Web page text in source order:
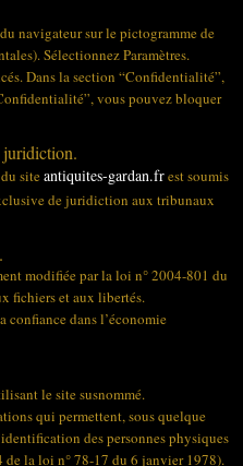
navigateur sur le pictogramme de
Sélectionnez Paramètres.
Dans la section “Confidentialité”,
vous pouvez bloquer
site antiquites-gardan.frest soumis
de juridiction aux tribunaux
modifiée par la loi n° 2004-801 du
fichiers et aux libertés.
dans l’économie
le site susnommé.
qui permettent, sous quelque
des personnes physiques
de la loi n° 78-17 du 6 janvier 1978).